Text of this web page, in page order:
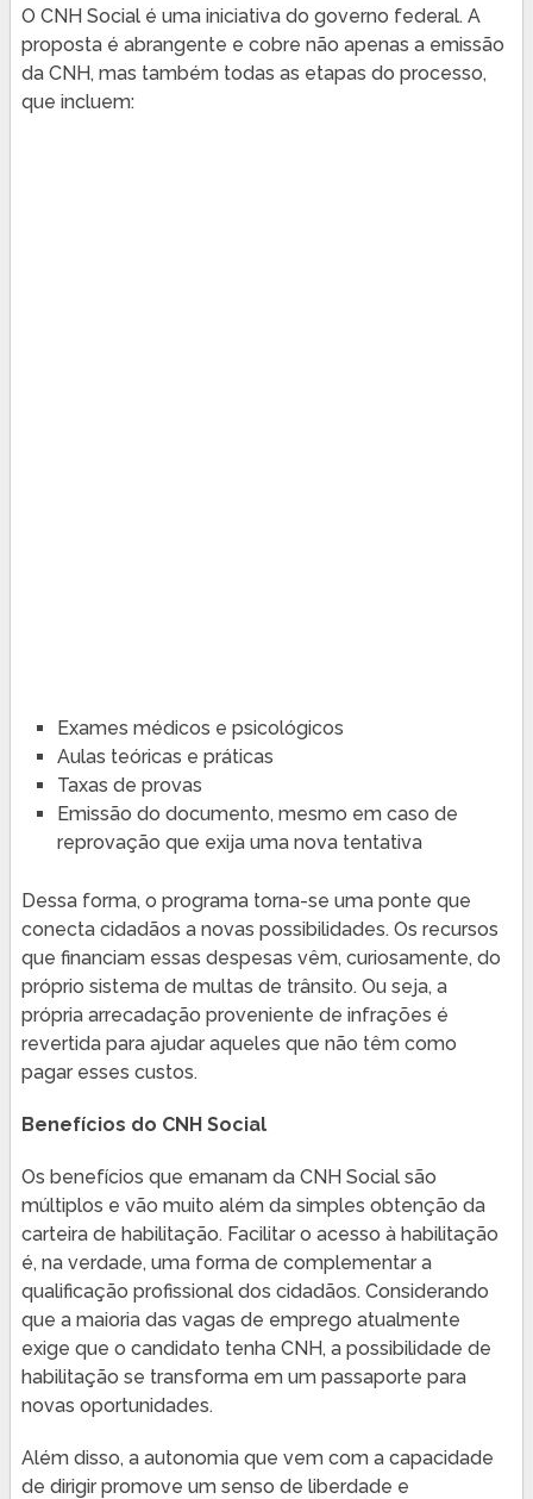
O CNH Social é uma iniciativa do governo federal. A
proposta é abrangente e cobre não apenas a emissão
da CNH, mas também todas as etapas do processo,
que incluem:
Exames médicos e psicológicos
Aulas teóricas e práticas
Taxas de provas
Emissão do documento, mesmo em caso de
reprovação que exija uma nova tentativa
Dessa forma, o programa torna-se uma ponte que
conecta cidadãos a novas possibilidades. Os recursos
que financiam essas despesas vêm, curiosamente, do
próprio sistema de multas de trânsito. Ou seja, a
própria arrecadação proveniente de infrações é
revertida para ajudar aqueles que não têm como
pagar esses custos.
Benefícios do CNH Social
Os benefícios que emanam da CNH Social são
múltiplos e vão muito além da simples obtenção da
carteira de habilitação. Facilitar o acesso à habilitação
é, na verdade, uma forma de complementar a
qualificação profissional dos cidadãos. Considerando
que a maioria das vagas de emprego atualmente
exige que o candidato tenha CNH, a possibilidade de
habilitação se transforma em um passaporte para
novas oportunidades.
Além disso, a autonomia que vem com a capacidade
de dirigir promove um senso de liberdade e